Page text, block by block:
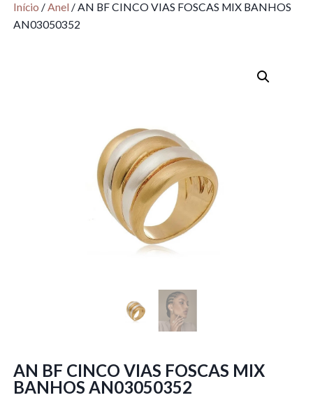
Início /Anel / AN BF CINCO VIAS FOSCAS MIX BANHOS
AN03050352
AN BF CINCO VIAS FOSCAS MIX
BANHOS AN03050352